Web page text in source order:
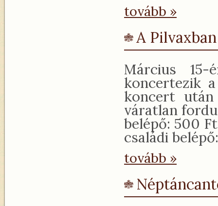
tovább »
A
Március
koncertezik
koncert után
váratlan
belépő: 500 Ft
családi
tovább »